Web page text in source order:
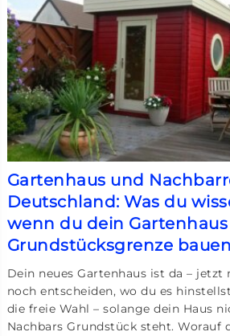
Gartenhaus und
Deutschland: Was du
wenn du dein
Grundstücksgrenze
Dein neues Gartenhaus ist da –
noch entscheiden, wo du es
die freie Wahl – solange dein Haus
Nachbars Grundstück steht. Worauf